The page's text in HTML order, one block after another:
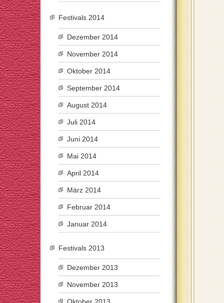
Festivals 2014
Dezember 2014
November 2014
Oktober 2014
September 2014
August 2014
Juli 2014
Juni 2014
Mai 2014
April 2014
März 2014
Februar 2014
Januar 2014
Festivals 2013
Dezember 2013
November 2013